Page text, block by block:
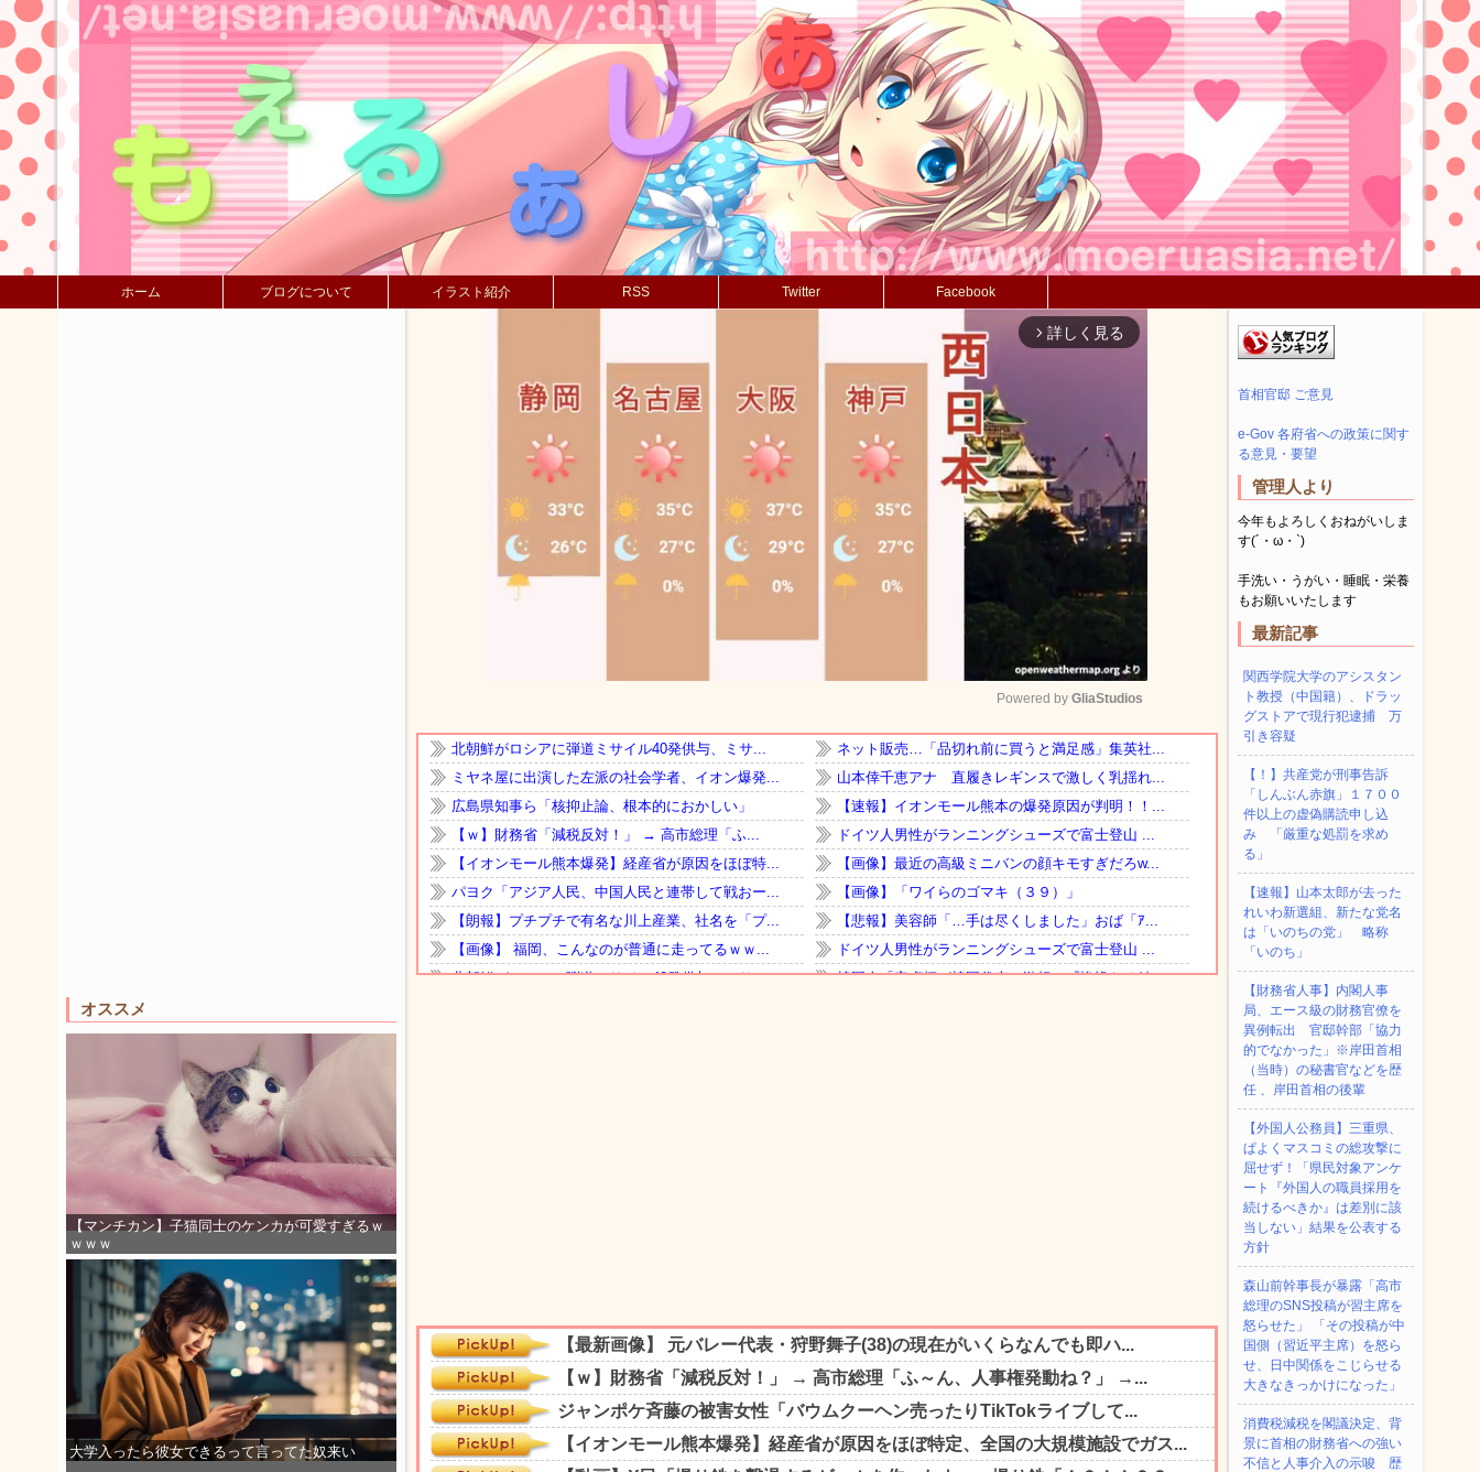
ホーム ブログについて イラスト紹介 RSS Twitter Facebook
オススメ
【マンチカン】子猫同士のケンカが可愛すぎるｗ
ｗｗｗ
大学入ったら彼女できるって言ってた奴来い
arrow_forward_ios 詳しく見る
Mute
Powered by GliaStudios
首相官邸 ご意見
e-Gov 各府省への政策に関す
る意見・要望
管理人より
今年もよろしくおねがいしま
す(´・ω・`)
手洗い・うがい・睡眠・栄養
もお願いいたします
最新記事
関西学院大学のアシスタン
ト教授（中国籍）、ドラッ
グストアで現行犯逮捕 万
引き容疑
【！】共産党が刑事告訴
「しんぶん赤旗」１７００
件以上の虚偽購読申し込
み 「厳重な処罰を求め
る」
【速報】山本太郎が去った
れいわ新選組、新たな党名
は「いのちの党」 略称
「いのち」
【財務省人事】内閣人事
局、エース級の財務官僚を
異例転出 官邸幹部「協力
的でなかった」※岸田首相
（当時）の秘書官などを歴
任 、岸田首相の後輩
【外国人公務員】三重県、
ぱよくマスコミの総攻撃に
屈せず！「県民対象アンケ
ート『外国人の職員採用を
続けるべきか』は差別に該
当しない」結果を公表する
方針
森山前幹事長が暴露「高市
総理のSNS投稿が習主席を
怒らせた」 「その投稿が中
国側（習近平主席）を怒ら
せ、日中関係をこじらせる
大きなきっかけになった」
消費税減税を閣議決定、背
景に首相の財務省への強い
不信と人事介入の示唆 歴